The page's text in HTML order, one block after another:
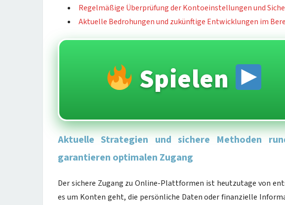
Regelmäßige Überprüfung der Kontoeinstellungen und
Aktuelle Bedrohungen und zukünftige Entwicklungen im
Spielen
Aktuelle Strategien und sichere Methoden
garantieren optimalen Zugang
Der sichere Zugang zu Online-Plattformen ist heutzutage von
es um Konten geht, die persönliche Daten oder finanzielle